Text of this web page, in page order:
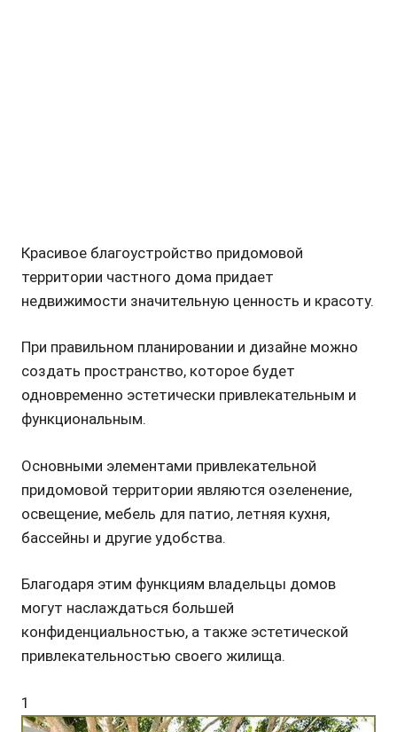
Красивое благоустройство придомовой
территории частного дома придает
недвижимости значительную ценность и красоту.
При правильном планировании и дизайне можно
создать пространство, которое будет
одновременно эстетически привлекательным и
функциональным.
Основными элементами привлекательной
придомовой территории являются озеленение,
освещение, мебель для патио, летняя кухня,
бассейны и другие удобства.
Благодаря этим функциям владельцы домов
могут наслаждаться большей
конфиденциальностью, а также эстетической
привлекательностью своего жилища.
1